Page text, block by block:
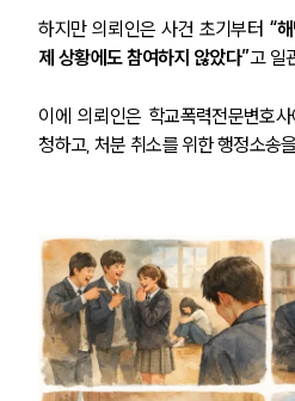
하지만 의뢰인은 사건 초기부터 “
제 상황에도 참여하지 않았다”고 일
이에 의뢰인은 학교폭력전문변호
청하고, 처분 취소를 위한 행정소송